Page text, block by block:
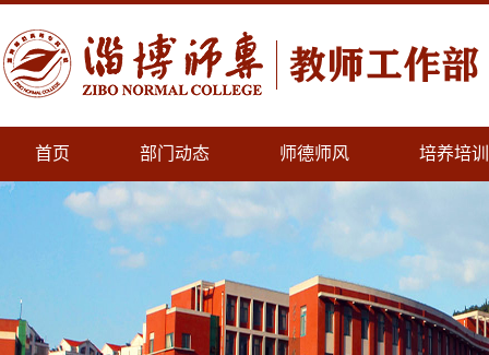
首页 部门动态 师德师风 培养培训